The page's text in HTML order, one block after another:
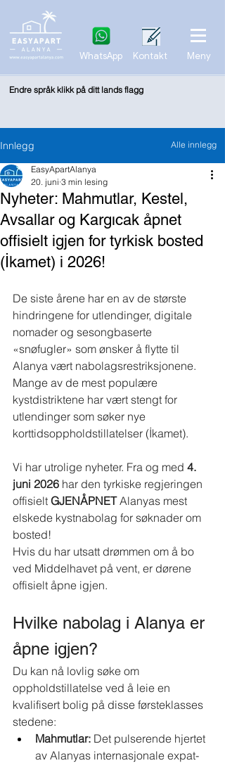
WhatsApp Kontakt Meny
Endre språk klikk på ditt lands flagg
Innlegg
Nyheter: Mahmutlar, Kestel,
Avsallar og Kargıcak åpnet
offisielt igjen for tyrkisk bosted
(İkamet) i 2026!
EasyApartAlanya
20. juni 3 min lesing
De siste årene har en av de største
hindringene for utlendinger, digitale
nomader og sesongbaserte
«snøfugler» som ønsker å flytte til
Alanya vært nabolagsrestriksjonene.
Mange av de mest populære
kystdistriktene har vært stengt for
utlendinger som søker nye
korttidsoppholdstillatelser (İkamet).
Vi har utrolige nyheter. Fra og med 4.
juni 2026 har den tyrkiske regjeringen
offisielt GJENÅPNET Alanyas mest
elskede kystnabolag for søknader om
bosted!
Hvis du har utsatt drømmen om å bo
ved Middelhavet på vent, er dørene
offisielt åpne igjen.
Hvilke nabolag i Alanya er
åpne igjen?
Du kan nå lovlig søke om
oppholdstillatelse ved å leie en
kvalifisert bolig på disse førsteklasses
stedene:
Mahmutlar: Det pulserende hjertet
av Alanyas internasjonale expat-
Alle innlegg